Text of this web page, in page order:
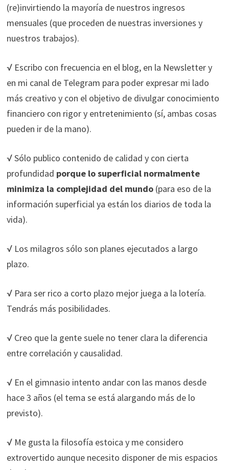
(re)invirtiendo la mayoría de nuestros ingresos
mensuales (que proceden de nuestras inversiones y
nuestros trabajos).
√ Escribo con frecuencia en el blog, en la Newsletter y
en mi canal de Telegram para poder expresar mi lado
más creativo y con el objetivo de divulgar conocimiento
financiero con rigor y entretenimiento (sí, ambas cosas
pueden ir de la mano).
√ Sólo publico contenido de calidad y con cierta
profundidad porque lo superficial normalmente
minimiza la complejidad del mundo (para eso de la
información superficial ya están los diarios de toda la
vida).
√ Los milagros sólo son planes ejecutados a largo
plazo.
√ Para ser rico a corto plazo mejor juega a la lotería.
Tendrás más posibilidades.
√ Creo que la gente suele no tener clara la diferencia
entre correlación y causalidad.
√ En el gimnasio intento andar con las manos desde
hace 3 años (el tema se está alargando más de lo
previsto).
√ Me gusta la filosofía estoica y me considero
extrovertido aunque necesito disponer de mis espacios
ver contenido y
ofertas
personalizados.